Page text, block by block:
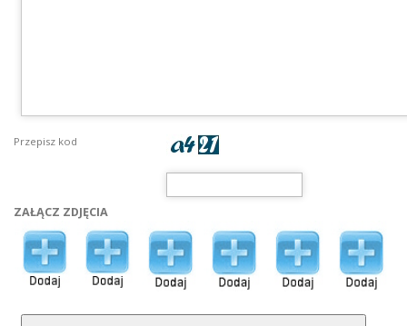
Przepisz kod
ZAŁĄCZ ZDJĘCIA